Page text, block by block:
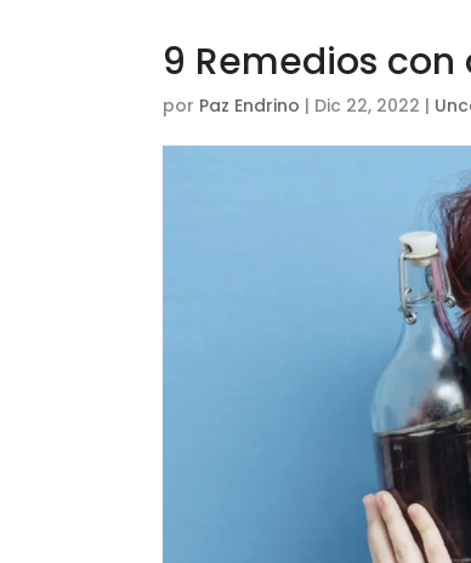
9 Remedios
por Paz Endrino | Dic 22, 2022 |